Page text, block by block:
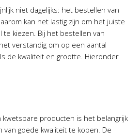
niet dagelijks: het bestellen van
kan het lastig zijn om het juiste
te kiezen. Bij het bestellen van
verstandig om op een aantal
de kwaliteit en grootte. Hieronder
kwetsbare producten is het belangrijk
goede kwaliteit te kopen. De